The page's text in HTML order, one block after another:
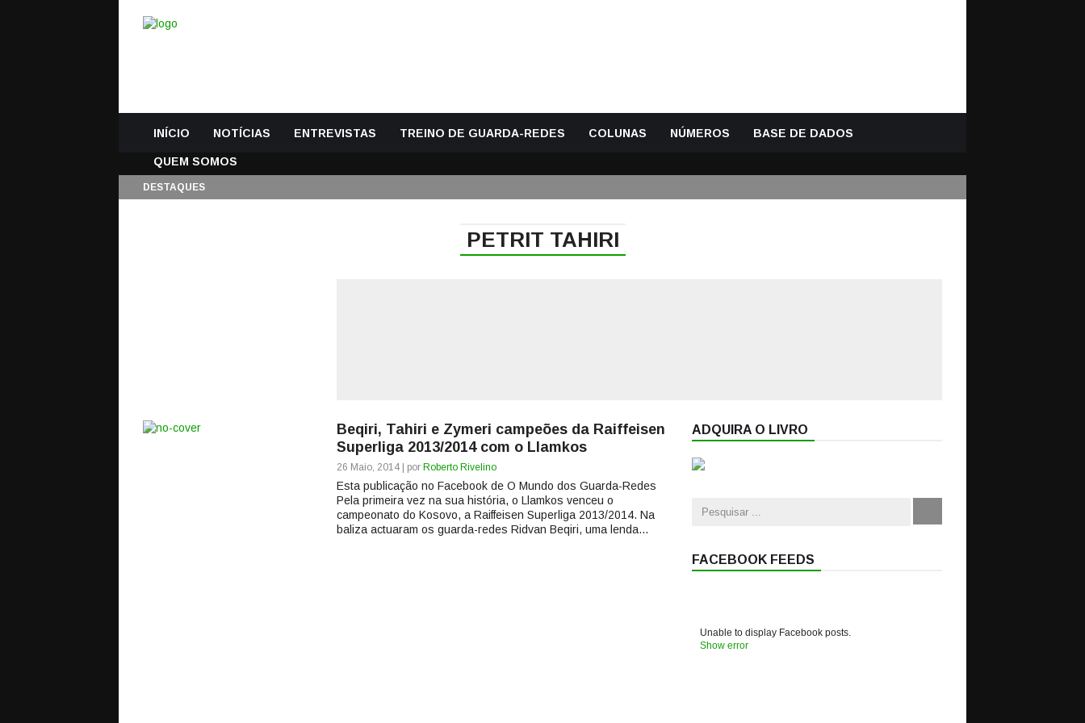
INÍCIO NOTÍCIAS ENTREVISTAS TREINO DE GUARDA-REDES COLUNAS NÚMEROS BASE DE DADOS
QUEM SOMOS
DESTAQUES
PETRIT TAHIRI
Beqiri, Tahiri e Zymeri campeões da Raiffeisen
Superliga 2013/2014 com o Llamkos
26 Maio, 2014 | por Roberto Rivelino
Esta publicação no Facebook de O Mundo dos Guarda-Redes
Pela primeira vez na sua história, o Llamkos venceu o
campeonato do Kosovo, a Raiffeisen Superliga 2013/2014. Na
baliza actuaram os guarda-redes Ridvan Beqiri, uma lenda...
ADQUIRA O LIVRO
FACEBOOK FEEDS
Unable to display Facebook posts.
Show error